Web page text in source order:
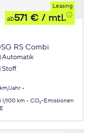
Leasing
ab571 € / mtl.
RS Combi
Automatik
Stoff
Jahr
l/100 km
CO₂-Emissionen
E